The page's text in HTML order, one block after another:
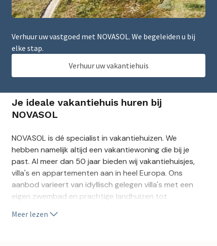
Verhuur uw vastgoed met NOVASOL. We begeleiden u bij
elke stap.
Verhuur uw vakantiehuis
Je ideale vakantiehuis huren bij
NOVASOL
NOVASOL is dé specialist in vakantiehuizen. We
hebben namelijk altijd een vakantiewoning die bij je
past. Al meer dan 50 jaar bieden wij vakantiehuisjes,
villa's en appartementen aan in heel Europa. Ons
aanbod varieert van idyllisch gelegen villa's met een
eigen zwembad en prachtige landhuizen tot
van de grootste keuze in accommodaties op bekende
Meer lezen